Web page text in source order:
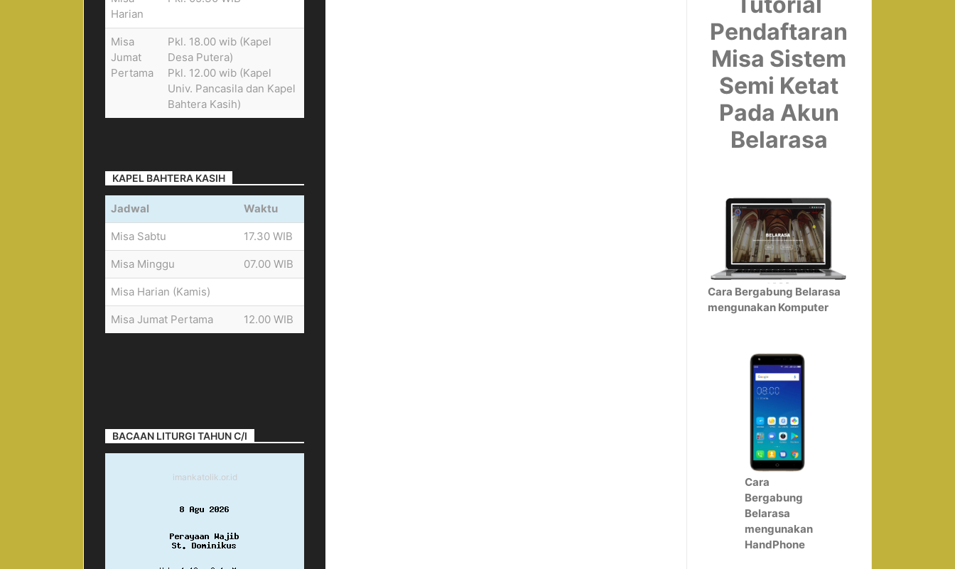
Harian
Misa
Jumat
Pertama
Pkl. 18.00 wib (Kapel
Desa Putera)
Pkl. 12.00 wib (Kapel
Univ. Pancasila dan Kapel
Bahtera Kasih)
KAPEL BAHTERA KASIH
Jadwal Waktu
Misa Sabtu 17.30 WIB
Misa Minggu 07.00 WIB
Misa Harian (Kamis)
Misa Jumat Pertama 12.00 WIB
BACAAN LITURGI TAHUN C/I
imankatolik.or.id
Pendaftaran
Misa Sistem
Semi Ketat
Pada Akun
Belarasa
Cara Bergabung Belarasa
mengunakan Komputer
Cara
Bergabung
Belarasa
mengunakan
HandPhone